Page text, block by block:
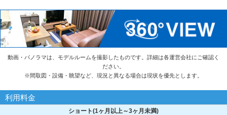
動画・パノラマは、モデルルームを撮影したものです。詳細は各運営会社にご確認く
ださい。
※間取図・設備・眺望など、現況と異なる場合は現状を優先とします。
利用料金
ショート(1ヶ月以上～3ヶ月未満)